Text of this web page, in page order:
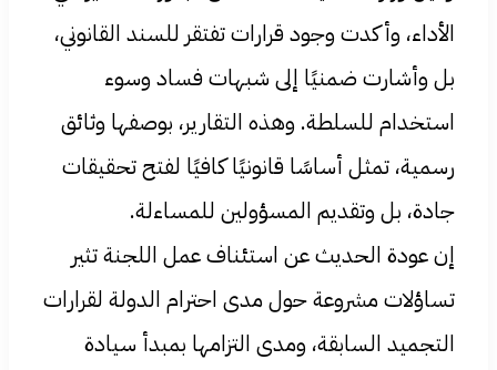
الأداء، وأكدت وجود قرارات تفتقر للسند القانوني،
بل وأشارت ضمنيًا إلى شبهات فساد وسوء
استخدام للسلطة. وهذه التقارير، بوصفها وثائق
رسمية، تمثل أساسًا قانونيًا كافيًا لفتح تحقيقات
جادة، بل وتقديم المسؤولين للمساءلة.
إن عودة الحديث عن استئناف عمل اللجنة تثير
تساؤلات مشروعة حول مدى احترام الدولة لقرارات
التجميد السابقة، ومدى التزامها بمبدأ سيادة